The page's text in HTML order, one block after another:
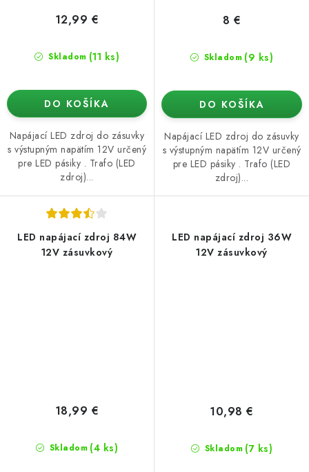
Skladom (11 ks)
12,99 €
DO KOŠÍKA
Napájací LED zdroj do zásuvky
s výstupným napätím 12V určený
pre LED pásiky . Trafo (LED
zdroj)...
Skladom (9 ks)
8 €
DO KOŠÍKA
Napájací LED zdroj do zásuvky
s výstupným napätím 12V určený
pre LED pásiky . Trafo (LED
zdroj)...
LED napájací zdroj 84W
12V zásuvkový
Skladom (4 ks)
18,99 €
LED napájací zdroj 36W
12V zásuvkový
Skladom (7 ks)
10,98 €